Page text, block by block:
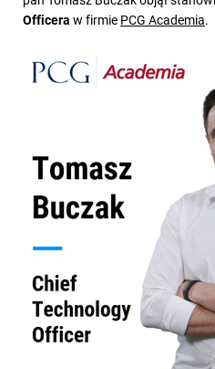
Officera w firmie PCG Academia.